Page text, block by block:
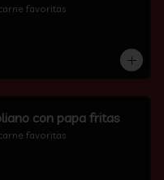
favoritas
con papa fritas
favoritas